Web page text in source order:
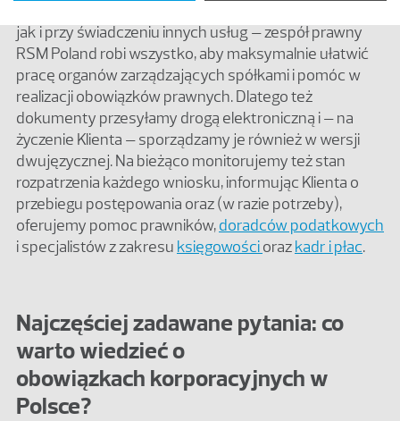
jak i przy świadczeniu innych usług – zespół prawny
RSM Poland robi wszystko, aby maksymalnie ułatwić
pracę organów zarządzających spółkami i pomóc w
realizacji obowiązków prawnych. Dlatego też
dokumenty przesyłamy drogą elektroniczną i – na
życzenie Klienta – sporządzamy je również w wersji
dwujęzycznej. Na bieżąco monitorujemy też stan
rozpatrzenia każdego wniosku, informując Klienta o
przebiegu postępowania oraz (w razie potrzeby),
oferujemy pomoc prawników,doradców podatkowych
i specjalistów z zakresu księgowościorazkadr i płac.
Najczęściej zadawane pytania: co
warto wiedzieć o
obowiązkach korporacyjnych w
Polsce?